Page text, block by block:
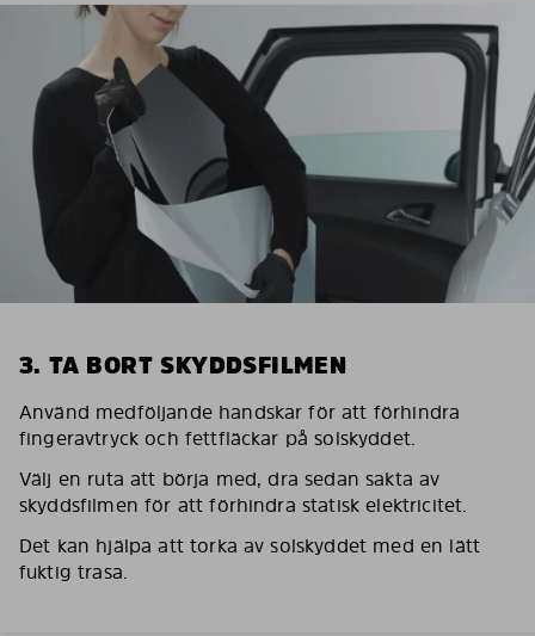
3. TA BORT SKYDDSFILMEN
Använd medföljande handskar för att förhindra
fingeravtryck och fettfläckar på solskyddet.
Välj en ruta att börja med, dra sedan sakta av
skyddsfilmen för att förhindra statisk elektricitet.
Det kan hjälpa att torka av solskyddet med en lätt
fuktig trasa.